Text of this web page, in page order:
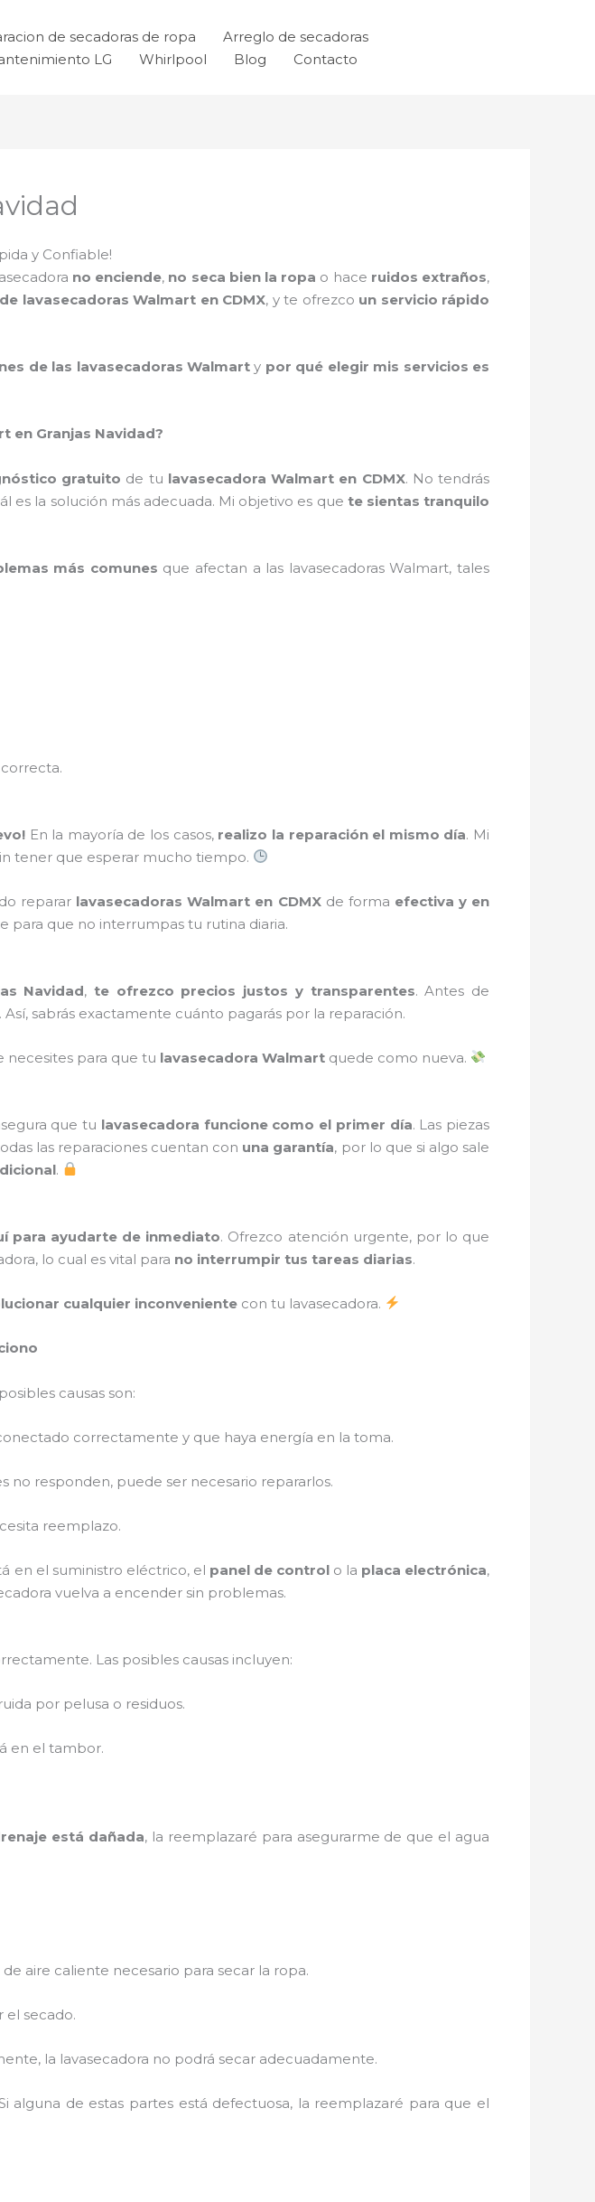
de secadoras de ropa
Arreglo de secadoras
LG Whirlpool Blog Contacto
y Confiable!
no enciende, no seca bien la ropa o hace ruidos extraños,
lavasecadoras Walmart en CDMX, y te ofrezco un servicio rápido
de las lavasecadoras Walmart y por qué elegir mis servicios es
en Granjas Navidad?
gratuito de tu lavasecadora Walmart en CDMX. No tendrás
es la solución más adecuada. Mi objetivo es que te sientas tranquilo
más comunes que afectan a las lavasecadoras Walmart, tales
En la mayoría de los casos, realizo la reparación el mismo día. Mi
tener que esperar mucho tiempo.
reparar lavasecadoras Walmart en CDMXde forma efectiva y en
para que no interrumpas tu rutina diaria.
Navidad, te ofrezco precios justos y transparentes. Antes de
Así, sabrás exactamente cuánto pagarás por la reparación.
necesites para que tu lavasecadora Walmart quede como nueva.
que tu lavasecadora funcione como el primer día. Las piezas
las reparaciones cuentan con una garantía, por lo que si algo sale
.
para ayudarte de inmediato. Ofrezco atención urgente, por lo que
lo cual es vital para no interrumpir tus tareas diarias.
cualquier inconveniente con tu lavasecadora.
causas son:
correctamente y que haya energía en la toma.
no responden, puede ser necesario repararlos.
reemplazo.
en el suministro eléctrico, el panel de controlo la placa electrónica,
vuelva a encender sin problemas.
Las posibles causas incluyen:
por pelusa o residuos.
en el tambor.
está dañada, la reemplazaré para asegurarme de que el agua
aire caliente necesario para secar la ropa.
el secado.
la lavasecadora no podrá secar adecuadamente.
alguna de estas partes está defectuosa, la reemplazaré para que el